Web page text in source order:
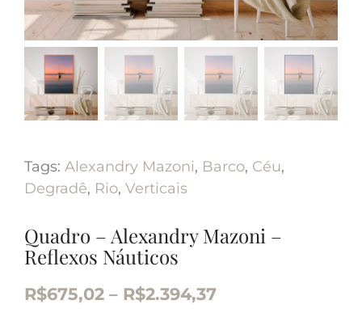
Tags: Alexandry Mazoni, Barco, Céu,
Degradê, Rio, Verticais
Quadro – Alexandry Mazoni –
Reflexos Náuticos
R$675,02 – R$2.394,37